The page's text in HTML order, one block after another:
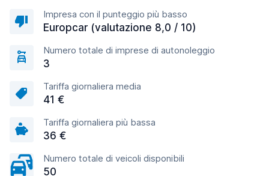
Impresa con il punteggio più basso
Europcar (valutazione 8,0 / 10)
Numero totale di imprese di autonoleggio
3
Tariffa giornaliera media
41 €
Tariffa giornaliera più bassa
36 €
Numero totale di veicoli disponibili
50